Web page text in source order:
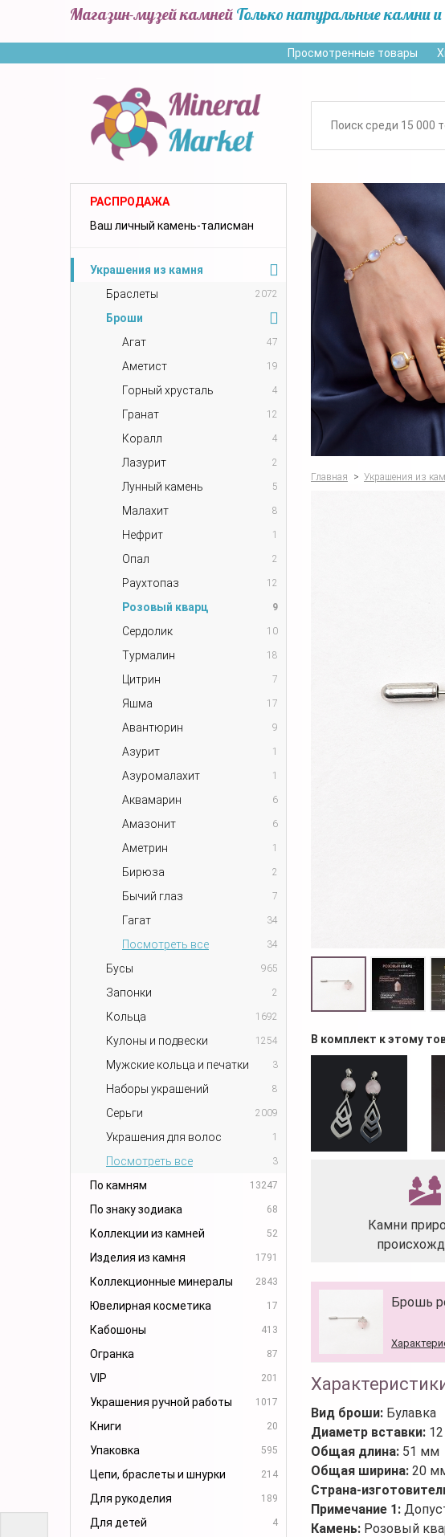
Магазин-музей камней Только натуральные камни
Просмотренные товары
РАСПРОДАЖА
Ваш личный камень-талисман
Украшения из камня
Браслеты
2072
Броши
Агат
47
Аметист 19
Горный хрусталь 4
Гранат 12
Коралл 4
Лазурит 2
Лунный камень 5
Малахит 8
Нефрит 1
Опал 2
Раухтопаз 12
Розовый кварц 9
Сердолик 10
Турмалин 18
Цитрин 7
Яшма 17
Авантюрин 9
Азурит 1
Азуромалахит 1
Аквамарин 6
Амазонит 6
Аметрин 1
Бирюза 2
Бычий глаз 7
Гагат 34
Посмотреть все 34
Бусы 965
Запонки 2
Кольца 1692
Кулоны и подвески 1254
Мужские кольца и печатки 3
Наборы украшений 8
Серьги 2009
Украшения для волос 1
Посмотреть все 3
По камням 13247
По знаку зодиака 68
Коллекции из камней 52
Изделия из камня 1791
Коллекционные минералы 2843
Ювелирная косметика 17
Кабошоны 413
Огранка 87
VIP 201
Украшения ручной работы 1017
Книги 20
Упаковка 595
Цепи, браслеты и шнурки 214
Для рукоделия 189
Для детей 4
Главная > Украшения из
В комплект к этому
Камни
Брошь
Вид броши: Булавка
Диаметр вставки:
Общая длина: 51 мм
Общая ширина: 20
Страна-
Примечание 1:
Камень: Розовый